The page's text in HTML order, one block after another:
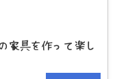
家具を作って楽し